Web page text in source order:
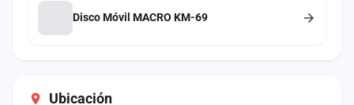
Ubicación
Disco Móvil MACRO KM-69